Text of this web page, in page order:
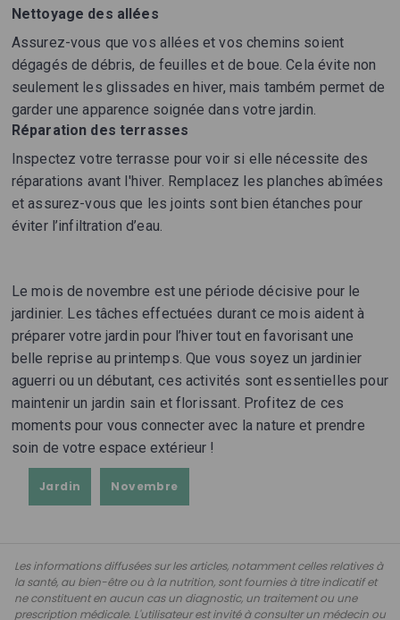
Nettoyage des allées
Assurez-vous que vos allées et vos chemins soient
dégagés de débris, de feuilles et de boue. Cela évite non
seulement les glissades en hiver, mais também permet de
garder une apparence soignée dans votre jardin.
Réparation des terrasses
Inspectez votre terrasse pour voir si elle nécessite des
réparations avant l'hiver. Remplacez les planches abîmées
et assurez-vous que les joints sont bien étanches pour
éviter l’infiltration d’eau.
Le mois de novembre est une période décisive pour le
jardinier. Les tâches effectuées durant ce mois aident à
préparer votre jardin pour l’hiver tout en favorisant une
belle reprise au printemps. Que vous soyez un jardinier
aguerri ou un débutant, ces activités sont essentielles pour
maintenir un jardin sain et florissant. Profitez de ces
moments pour vous connecter avec la nature et prendre
soin de votre espace extérieur !
Jardin Novembre
Les informations diffusées sur les articles, notamment celles relatives à
la santé, au bien-être ou à la nutrition, sont fournies à titre indicatif et
ne constituent en aucun cas un diagnostic, un traitement ou une
prescription médicale. L'utilisateur est invité à consulter un médecin ou